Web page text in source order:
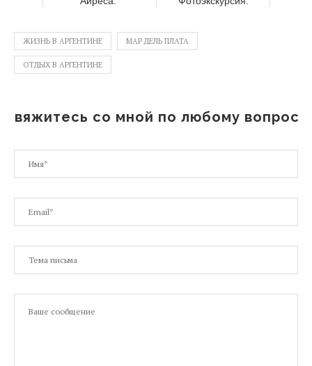
ЖИЗНЬ В АРГЕНТИНЕ МАР ДЕЛЬ ПЛАТА
ОТДЫХ В АРГЕНТИНЕ
Свяжитесь со мной по любому вопросу